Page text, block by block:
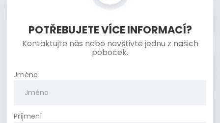
POTŘEBUJETE VÍCE INFORMACÍ?
Kontaktujte nás nebo navštivte jednu z našich
poboček.
Jméno
Příjmení